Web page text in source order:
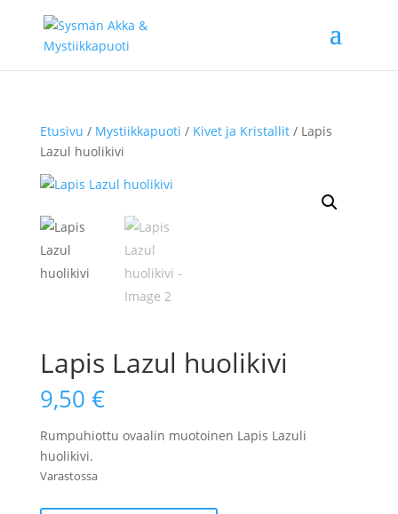
Etusivu / Mystiikkapuoti / Kivet ja Kristallit/ Lapis
Lazul huolikivi
Lapis Lazul huolikivi
9,50 €
Rumpuhiottu ovaalin muotoinen Lapis Lazuli
huolikivi.
Varastossa